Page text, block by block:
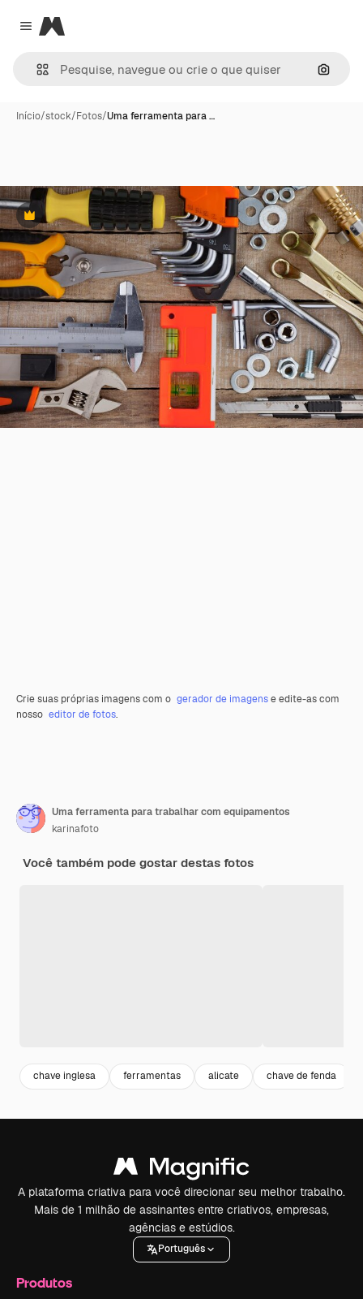
Close menu
Magnific
Início/stock/Fotos/Uma ferramenta para …
Premium
Crie suas próprias imagens com o gerador de imagense edite-as com
nosso editor de fotos.
Uma ferramenta para trabalhar com equipamentos
karinafoto
Você também pode gostar destas fotos
chave inglesa ferramentas alicate chave de fenda
A plataforma criativa para você direcionar seu melhor trabalho.
Mais de 1 milhão de assinantes entre criativos, empresas,
agências e estúdios.
Português
Produtos